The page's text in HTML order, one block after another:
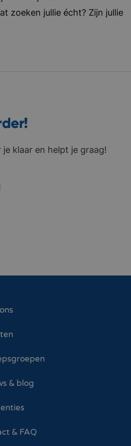
zoeken jullie écht? Zijn jullie
klaar en helpt je graag!
& blog
& FAQ